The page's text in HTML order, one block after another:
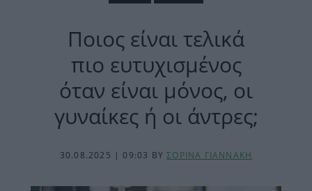
Ποιος είναι τελικά
πιο ευτυχισμένος
όταν είναι μόνος, οι
γυναίκες ή οι άντρες;
30.08.2025 | 09:03 BYΣΟΡΙΝΑ ΓΙΑΝΝΑΚΗ